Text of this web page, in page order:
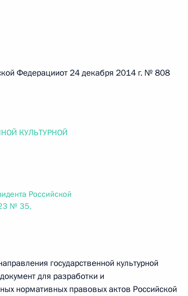
закона «О благотворительной деятельности
251-ФЗ
закона «Об актах гражданского состояния»
статьи 3 Федерального закона «О внесении
состояния“
Федерацииот 24 декабря 2014 г. № 808
КУЛЬТУРНОЙ
Российской
№ 35,
государственной культурной
для разработки и
нормативных правовых актов Российской